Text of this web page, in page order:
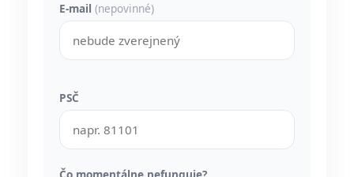
E-mail (nepovinné)
PSČ